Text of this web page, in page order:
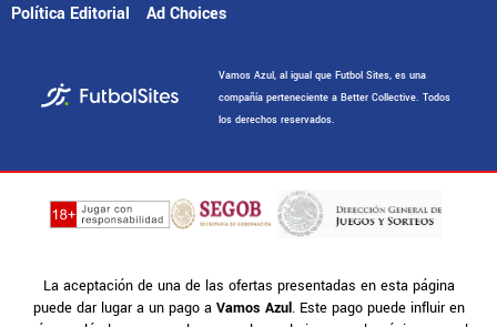
Política Editorial
Ad Choices
Vamos Azul, al igual que Futbol Sites, es una
compañía perteneciente a Better Collective. Todos
los derechos reservados.
La aceptación de una de las ofertas presentadas en esta página
puede dar lugar a un pago a Vamos Azul. Este pago puede influir en